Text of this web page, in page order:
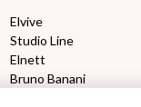
Elvive
Studio Line
Elnett
Bruno Banani